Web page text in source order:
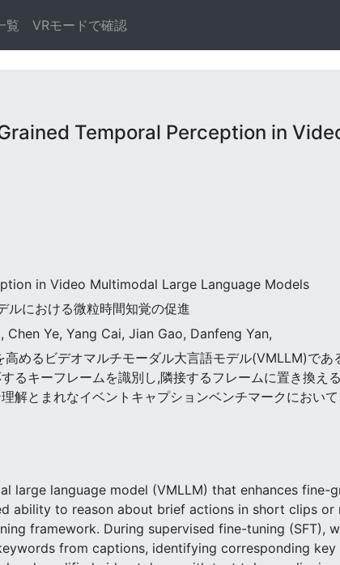
覧 VRモードで確認
Temporal Perception in
in Video Multimodal Large Language Models
における微粒時間知覚の促進
Ye, Yang Cai, Jian Gao, Danfeng Yan,
めるビデオマルチモーダル大言語モデル(VMLLM)であ
るキーフレームを識別し,隣接するフレームに置き換え
とまれなイベントキャプションベンチマークにおい
large language model (VMLLM) that enhances fine-
ability to reason about brief actions in short clips or
framework. During supervised fine-tuning (SFT),
from captions, identifying corresponding key